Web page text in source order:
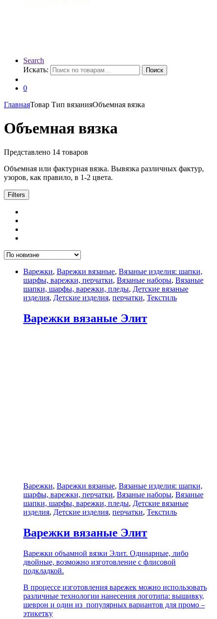
Search
Искать:
Поиск
0
ГлавнаяТовар Тип вязанияОбъемная вязка
Объемная вязка
Представлено 14 товаров
Объемная или фактурная вязка. Вывязка различных фактур,
узоров, как правило, в 1-2 цвета.
Filters
Варежки, Варежки вязаные, Вязаные изделия: шапки,
шарфы, варежки, перчатки, Вязаные наборы, Вязаные
шапки, шарфы, варежки, пледы, Детские вязаные
изделия, Детские изделия, перчатки, Текстиль
Варежки вязаные Элит
Варежки, Варежки вязаные, Вязаные изделия: шапки,
шарфы, варежки, перчатки, Вязаные наборы, Вязаные
шапки, шарфы, варежки, пледы, Детские вязаные
изделия, Детские изделия, перчатки, Текстиль
Варежки вязаные Элит
Варежки объамной вязки Элит. Одинарные, либо
двойные, возможно изготовление с флисовой
подкладкой.
В процессе изготовления варежек можно использовать
различные технологии нанесения логотипа: вышивку,
шеврон и один из популярных вариантов для промо –
этикетку